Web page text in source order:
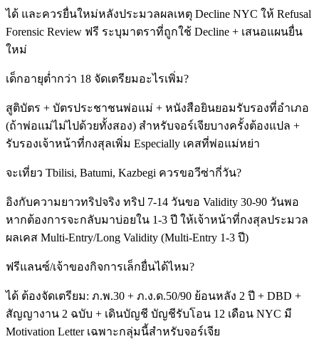
ได้ และควรยื่นใหม่หลังประมวลผลเหตุ Decline NYC ให้ Refusal
Forensic Review ฟรี ระบุมาตราที่ถูกใช้ Decline + เสนอแผนยื่น
ใหม่
เด็กอายุต่ำกว่า 18 จัดเตรียมอะไรเพิ่ม?
สูติบัตร + บัตรประชาชนพ่อแม่ + หนังสือยินยอมรับรองที่อำเภอ
(ถ้าพ่อแม่ไม่ไปด้วยทั้งสอง) สำหรับจอร์เจียบางครั้งต้องแปล +
รับรองเจ้าหน้าที่กงสุลเพิ่ม Especially เคสที่พ่อแม่หย่า
จะเที่ยว Tbilisi, Batumi, Kazbegi ควรขอวีซ่ากี่วัน?
อิงกับความยาวทริปจริง ทริป 7-14 วันขอ Validity 30-90 วันพอ
หากต้องการจะกลับมาบ่อยใน 1-3 ปี ให้เจ้าหน้าที่กงสุลประมวล
ผลเคส Multi-Entry/Long Validity (Multi-Entry 1-3 ปี)
ฟรีแลนซ์/เจ้าของกิจการเล็กยื่นได้ไหม?
ได้ ต้องจัดเตรียม: ภ.พ.30 + ภ.ง.ด.50/90 ย้อนหลัง 2 ปี + DBD +
สัญญางาน 2 ฉบับ + เดินบัญชี บัญชีรับโอน 12 เดือน NYC มี
Motivation Letter เฉพาะกลุ่มนี้สำหรับจอร์เจีย